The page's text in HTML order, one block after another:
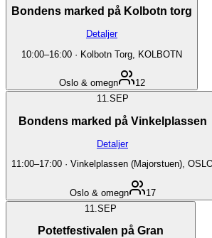
Bondens marked på Kolbotn torg
Detaljer
10:00–16:00 · Kolbotn Torg, KOLBOTN
Oslo & omegn
12
11. SEP
Bondens marked på Vinkelplassen
Detaljer
11:00–17:00 · Vinkelplassen (Majorstuen),
Oslo & omegn
17
11. SEP
Potetfestivalen på Gran